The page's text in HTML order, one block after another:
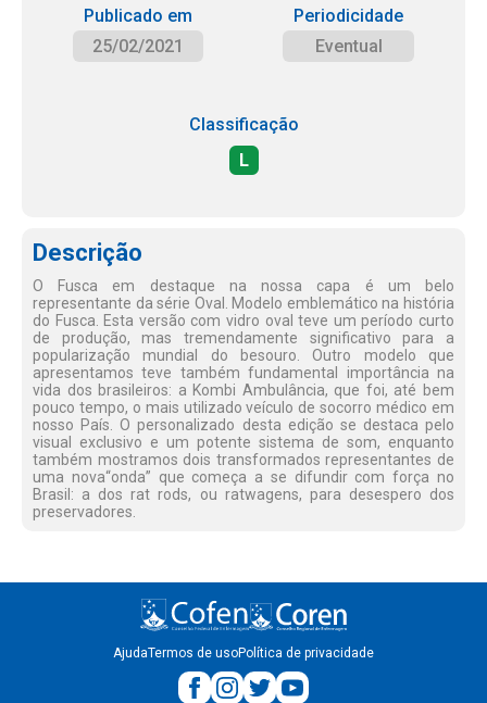
Publicado em
25/02/2021
Periodicidade
Eventual
Classificação
L
Descrição
O Fusca em destaque na nossa capa é um belo
representante da série Oval. Modelo emblemático na história
do Fusca. Esta versão com vidro oval teve um período curto
de produção, mas tremendamente significativo para a
popularização mundial do besouro. Outro modelo que
apresentamos teve também fundamental importância na
vida dos brasileiros: a Kombi Ambulância, que foi, até bem
pouco tempo, o mais utilizado veículo de socorro médico em
nosso País. O personalizado desta edição se destaca pelo
visual exclusivo e um potente sistema de som, enquanto
também mostramos dois transformados representantes de
uma nova“onda” que começa a se difundir com força no
Brasil: a dos rat rods, ou ratwagens, para desespero dos
preservadores.
AjudaTermos de usoPolítica de privacidade